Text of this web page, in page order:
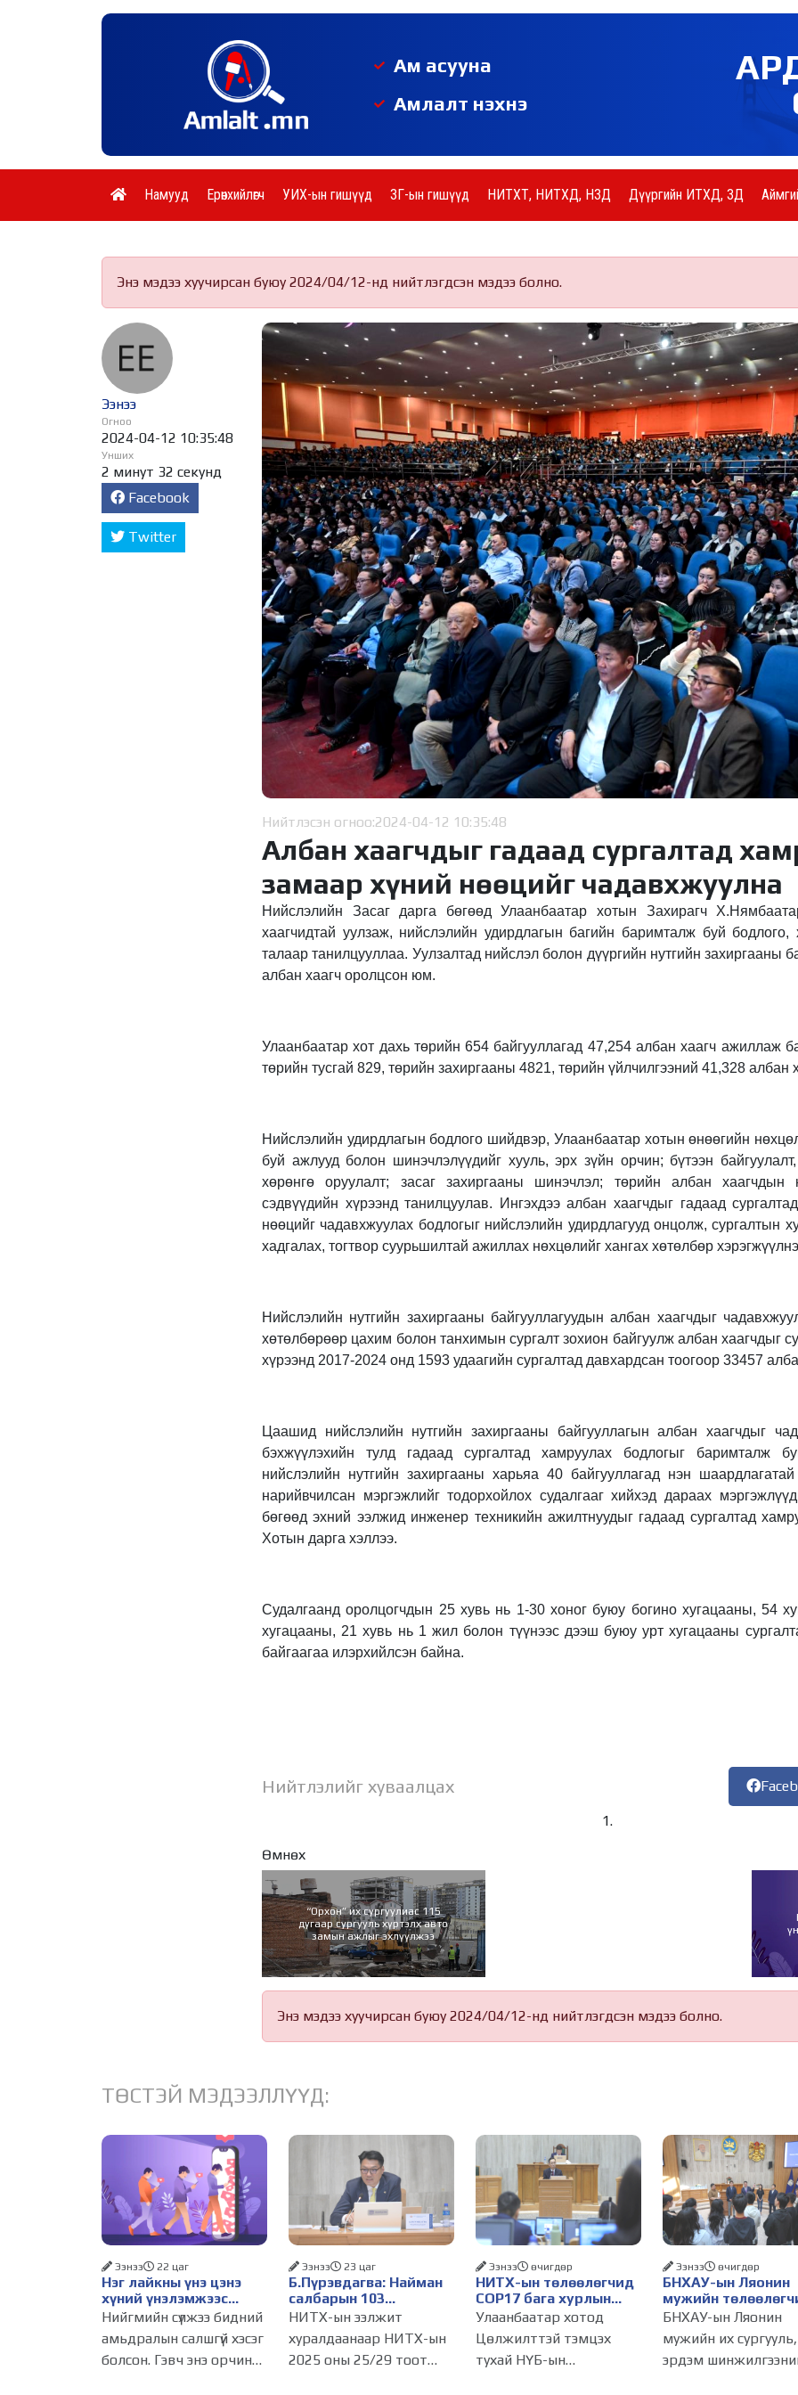
Ам асууна
Амлалт нэхнэ
Намууд Ерөнхийлөгч УИХ-ын гишүүд ЗГ-ын гишүүд НИТХТ, НИТХД, НЗД Дүүргийн ИТХД, ЗД
Энэ мэдээ хуучирсан буюу 2024/04/12-нд нийтлэгдсэн мэдээ болно.
Ээнээ
Огноо
2024-04-12 10:35:48
Унших
2 минут 32 секунд
Facebook
Twitter
Нийтлэсэн огноо:2024-04-12 10:35:48
Албан хаагчдыг гадаад сургалтад
замаар хүний нөөцийг чадавхжуулна
Нийслэлийн Засаг дарга бөгөөд Улаанбаатар хотын Захирагч
хаагчидтай уулзаж, нийслэлийн удирдлагын багийн баримталж буй
талаар танилцууллаа. Уулзалтад нийслэл болон дүүргийн нутгийн захиргааны
албан хаагч оролцсон юм.
Улаанбаатар хот дахь төрийн 654 байгууллагад 47,254 албан хаагч ажиллаж
төрийн тусгай 829, төрийн захиргааны 4821, төрийн үйлчилгээний 41,328 албан
Нийслэлийн удирдлагын бодлого шийдвэр, Улаанбаатар хотын өнөөгийн
буй ажлууд болон шинэчлэлүүдийг хууль, эрх зүйн орчин; бүтээн
хөрөнгө оруулалт; засаг захиргааны шинэчлэл; төрийн албан хаагчдын
сэдвүүдийн хүрээнд танилцуулав. Ингэхдээ албан хаагчдыг гадаад
нөөцийг чадавхжуулах бодлогыг нийслэлийн удирдлагууд онцолж, сургалтын
хадгалах, тогтвор суурьшилтай ажиллах нөхцөлийг хангах хөтөлбөр
Нийслэлийн нутгийн захиргааны байгууллагуудын албан хаагчдыг
хөтөлбөрөөр цахим болон танхимын сургалт зохион байгуулж албан хаагчдыг
хүрээнд 2017-2024 онд 1593 удаагийн сургалтад давхардсан тоогоор 33457
Цаашид нийслэлийн нутгийн захиргааны байгууллагын албан хаагчдыг
бэхжүүлэхийн тулд гадаад сургалтад хамруулах бодлогыг баримталж
нийслэлийн нутгийн захиргааны харьяа 40 байгууллагад нэн
нарийвчилсан мэргэжлийг тодорхойлох судалгааг хийхэд дараах
бөгөөд эхний ээлжид инженер техникийн ажилтнуудыг гадаад сургалтад
Хотын дарга хэллээ.
Судалгаанд оролцогчдын 25 хувь нь 1-30 хоног буюу богино хугацааны, 54
хугацааны, 21 хувь нь 1 жил болон түүнээс дээш буюу урт хугацааны
байгаагаа илэрхийлсэн байна.
Нийтлэлийг хуваалцах
Өмнөх
“Орхон” их сургуулиас 115
дугаар сургууль хүртэлх авто
замын ажлыг эхлүүлжээ
Энэ мэдээ хуучирсан буюу 2024/04/12-нд нийтлэгдсэн мэдээ болно.
ТӨСТЭЙ МЭДЭЭЛЛҮҮД:
Нэг лайкны үнэ цэнэ
хүний үнэлэмжээс
давах болсон уу?
Ээнээ 22 цаг
Нийгмийн сүлжээ бидний
амьдралын салшгүй хэсэг
болсон. Гэвч энэ орчинд
Б.Пүрэвдагва: Найман
салбарын 103
үйлчилгээний
бүртгэлийг цуцалснаар
бизнес эрхлэхэд
таатай нөхцөл бүрдэнэ
Ээнээ 23 цаг
НИТХ-ын ээлжит
хуралдаанаар НИТХ-ын
2025 оны 25/29 тоот
НИТХ-ын төлөөлөгчид
COP17 бага хурлын
бэлтгэл ажлын талаар
мэдээлэл сонслоо
Ээнээ өчигдѳр
Улаанбаатар хотод
Цөлжилттэй тэмцэх
тухай НҮБ-ын
БНХАУ-ын Ляонин
мужийн
НИТХ-ын үйл
ажиллагаатай
танилцлаа
Ээнээ өчигдѳр
БНХАУ-ын Ляонин
мужийн их сургууль,
эрдэм